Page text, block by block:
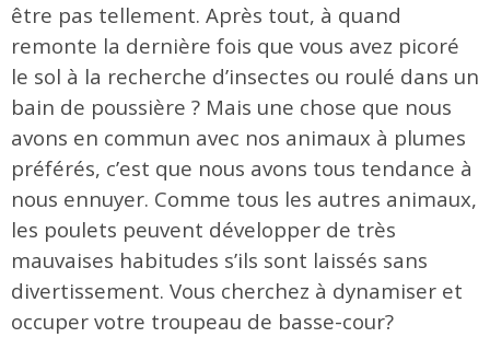
être pas tellement. Après tout, à quand
remonte la dernière fois que vous avez picoré
le sol à la recherche d’insectes ou roulé dans un
bain de poussière ? Mais une chose que nous
avons en commun avec nos animaux à plumes
préférés, c’est que nous avons tous tendance à
nous ennuyer. Comme tous les autres animaux,
les poulets peuvent développer de très
mauvaises habitudes s’ils sont laissés sans
divertissement. Vous cherchez à dynamiser et
occuper votre troupeau de basse-cour?